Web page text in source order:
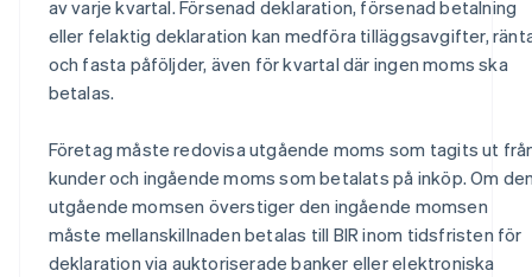
av varje kvartal. Försenad deklaration, försenad betalning
eller felaktig deklaration kan medföra tilläggsavgifter,
och fasta påföljder, även för kvartal där ingen moms ska
betalas.
Företag måste redovisa utgående moms som tagits ut
kunder och ingående moms som betalats på inköp. Om
utgående momsen överstiger den ingående momsen
måste mellanskillnaden betalas till BIR inom tidsfristen för
deklaration via auktoriserade banker eller elektroniska